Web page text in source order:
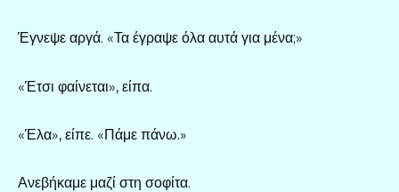
Έγνεψε αργά. «Τα έγραψε όλα αυτά για μένα;»
«Έτσι φαίνεται», είπα.
«Έλα», είπε. «Πάμε πάνω.»
Ανεβήκαμε μαζί στη σοφίτα.